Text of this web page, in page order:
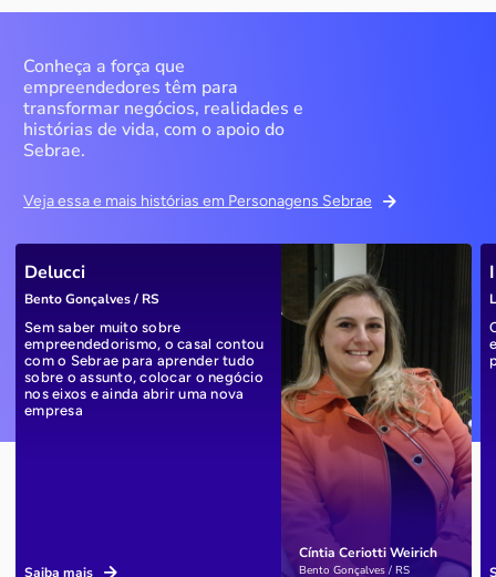
Conheça a força que
empreendedores têm para
transformar negócios, realidades e
histórias de vida, com o apoio do
Sebrae.
Veja essa e mais histórias em Personagens Sebrae
Cíntia Ceriotti Weirich
Bento Gonçalves / RS
Delucci
Bento Gonçalves / RS
Sem saber muito sobre
empreendedorismo, o casal contou
com o Sebrae para aprender tudo
sobre o assunto, colocar o negócio
nos eixos e ainda abrir uma nova
empresa
Saiba mais